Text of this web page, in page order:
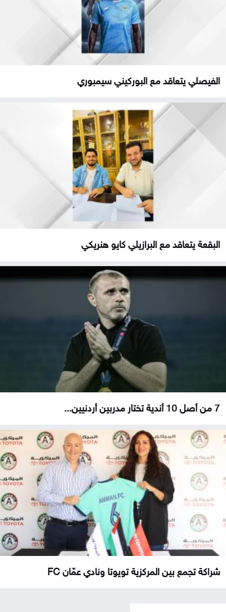
الفيصلي يتعاقد مع البوركيني سيمبوري
البقعة يتعاقد مع البرازيلي كايو هنريكي
7 من أصل 10 أندية تختار مدربين أردنيين...
شراكة تجمع بين المركزية تويوتا ونادي عمّان FC